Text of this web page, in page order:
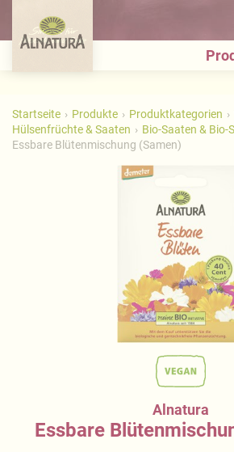
Startseite Produkte Produktkategorien
Hülsenfrüchte & Saaten
Bio-Saaten & Bio-
Essbare Blütenmischung (Samen)
Alnatura
Essbare